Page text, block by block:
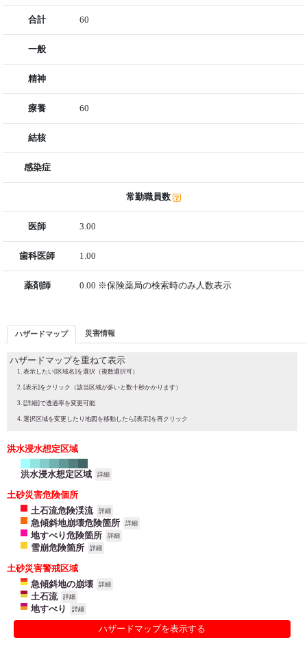
合計 60
一般
精神
療養 60
結核
感染症
常勤職員数
医師 3.00
歯科医師 1.00
薬剤師 0.00 ※保険薬局の検索時のみ人数表示
ハザードマップ 災害情報
ハザードマップを重ねて表示
表示したい[区域名]を選択（複数選択可）
[表示]をクリック（該当区域が多いと数十秒かかります）
[詳細]で透過率を変更可能
選択区域を変更したり地図を移動したら[表示]を再クリック
洪水浸水想定区域
洪水浸水想定区域 詳細
土砂災害危険個所
土石流危険渓流
詳細
急傾斜地崩壊危険箇所 詳細
地すべり危険箇所 詳細
雪崩危険箇所 詳細
土砂災害警戒区域
急傾斜地の崩壊
詳細
土石流 詳細
地すべり 詳細
ハザードマップを表示する